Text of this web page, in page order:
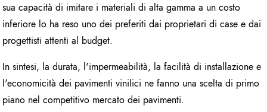
sua capacità di imitare i materiali di alta gamma a un costo
inferiore lo ha reso uno dei preferiti dai proprietari di case e dai
progettisti attenti al budget.
In sintesi, la durata, l'impermeabilità, la facilità di installazione e
l'economicità dei pavimenti vinilici ne fanno una scelta di primo
piano nel competitivo mercato dei pavimenti.